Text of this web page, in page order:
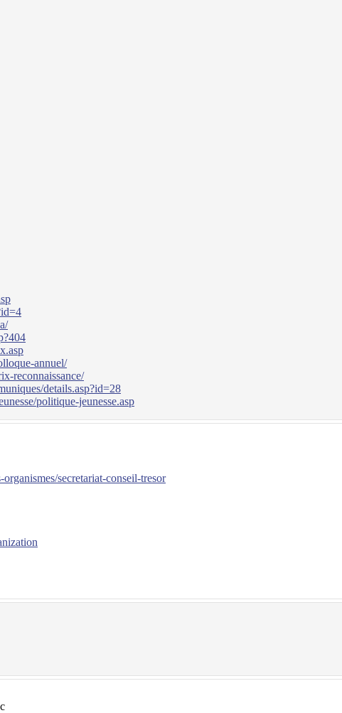
annuel/
reconnaissance/
details.asp?id=28
politique-jeunesse.asp
secretariat-conseil-tresor